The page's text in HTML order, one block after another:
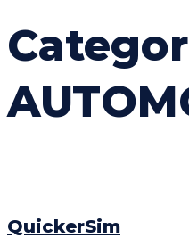
QuickerSim